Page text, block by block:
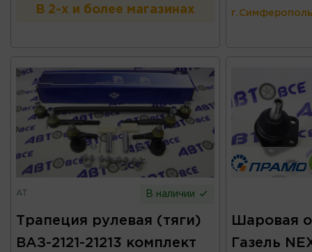
В 2-х и более магазинах
AT В наличии
Трапеция рулевая (тяги)
ВАЗ-2121-21213 комплект
Шаровая
Газель